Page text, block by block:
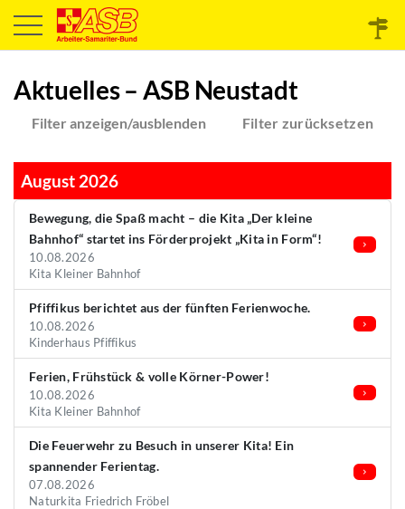
Aktuelles – ASB Neustadt
Filter anzeigen/ausblenden Filter zurücksetzen
August 2026
Bewegung, die Spaß macht – die Kita „Der kleine
Bahnhof“ startet ins Förderprojekt „Kita in Form“!
10.08.2026
Kita Kleiner Bahnhof
Pfiffikus berichtet aus der fünften Ferienwoche.
10.08.2026
Kinderhaus Pfiffikus
Ferien, Frühstück & volle Körner-Power!
10.08.2026
Kita Kleiner Bahnhof
Die Feuerwehr zu Besuch in unserer Kita! Ein
spannender Ferientag.
07.08.2026
Naturkita Friedrich Fröbel